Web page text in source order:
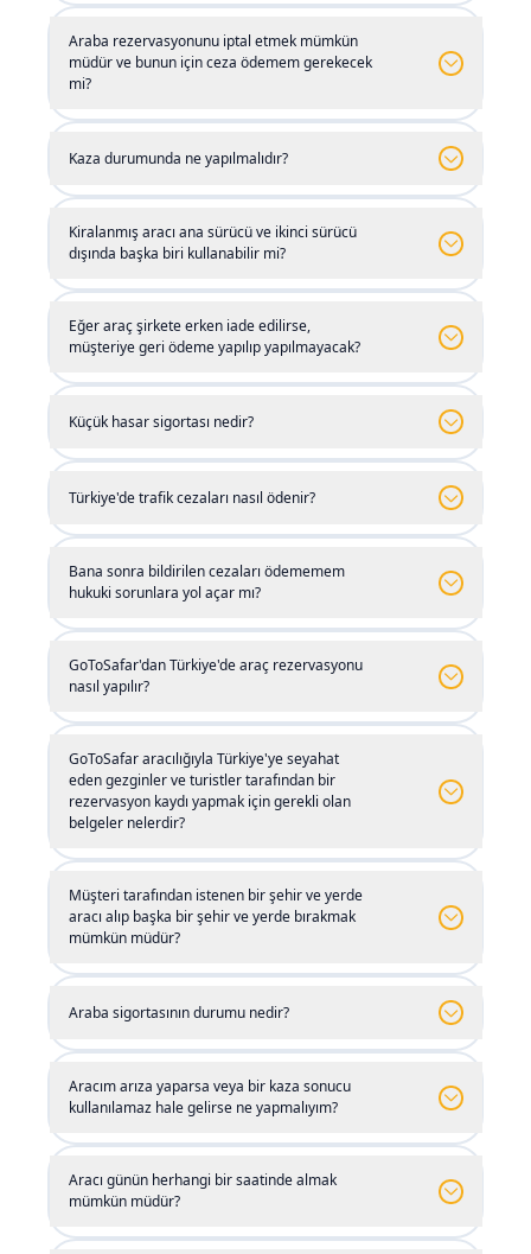
Dalaman Havalimanı
( )
Dalaman Merkez
Denizli Çardak Havalimanı
(DNZ)
Denizli Merkez
Diyarbakır Havalimanı
( DIY )
Diyarbakır Merkez
Erzincan Havalimanı
(ERC)
Erzincan Merkez
Erzurum Havalimanı
(ERZ)
Eskişehir Anadolu Havalimanı
AOE )
Eskişehir Merkez
Gaziantep Havalimanı
(GZT)
Gaziantep Merkez
Gümüşhane Merkez
Bursa Yenişehir Havalimanı
(YEI)
Dalaman Havalimanı
(DLM)
Denizli Çardak Havalimanı
(DNZ)
Denizli Merkez
Diyarbakır Havalimanı
(DIY)
Diyarbakır Merkez
Elazığ Havalimanı
(EZS)
Erzincan Havalimanı
(ERC)
Erzurum Havalimanı
( ERZ )
Eskişehir Anadolu Havalimanı
(AOE)
Gaziantep Havalimanı
(GZT)
Türkiye genelinde araç kiralama fiyatları, mevsimsel
değişiklikler, talep edilen hizmetler ve imkanlar,
rezervasyon süresi gibi faktörlere bağlı olarak farklılık
gösterir. Özellikle
düşünceniz varsa, fiyatların zamana göre değişiklik
gösterebileceğini unutmamanız önemlidir. Bu
nedenle, bütçenizi ve güncel tarifeleri dikkate alarak,
size en uygun araç kiralama seçeneğini
belirleyebilirsiniz.
GoToSafar'dan Türkiye'de Araç
Kiralamanın Avantajları
• Herhangi bir olayda (araç teknik arızası, kaza
veya çalıntı araç) 24 saat destek
• Türkiye'deki bir şehirden alınan aracın başka bir
şehirde veya yerde bırakılma olanağı
• Şoförlü araç kiralama (transfer)
• Rezervasyon tutarının tamamının iki aşamada ve
yaygın para birimleri (lira, dolar ve euro) ile
ödenebilmesi olanağı
• Müşteri tarafından alınmadan önce araçların
teknik kontrolü
• Türkiye'deki tüm havaalanlarında ve bu ülkedeki
herhangi bir şehirde aracın alınıp bırakılması olanağı
• Araçlar için gerekli sigorta poliçelerinin
bulunması (kasko, üçüncü şahıs, kısmi ve tamamlayıcı
hasarlar)
• Tüm araç modellerinin yeniliği (son 4 yıla ait)
• Araçların müşteriye teslim edilmeden önce iç ve
Araba rezervasyonunu iptal etmek mümkün
müdür ve bunun için ceza ödemem gerekecek
mi?
Kaza durumunda ne yapılmalıdır?
Kiralanmış aracı ana sürücü ve ikinci sürücü
dışında başka biri kullanabilir mi?
Eğer araç şirkete erken iade edilirse,
müşteriye geri ödeme yapılıp yapılmayacak?
Küçük hasar sigortası nedir?
Türkiye'de trafik cezaları nasıl ödenir?
Bana sonra bildirilen cezaları ödememem
hukuki sorunlara yol açar mı?
GoToSafar'dan Türkiye'de araç rezervasyonu
nasıl yapılır?
GoToSafar aracılığıyla Türkiye'ye seyahat
eden gezginler ve turistler tarafından bir
rezervasyon kaydı yapmak için gerekli olan
belgeler nelerdir?
Müşteri tarafından istenen bir şehir ve yerde
aracı alıp başka bir şehir ve yerde bırakmak
mümkün müdür?
Araba sigortasının durumu nedir?
Aracım arıza yaparsa veya bir kaza sonucu
kullanılamaz hale gelirse ne yapmalıyım?
Aracı günün herhangi bir saatinde almak
mümkün müdür?